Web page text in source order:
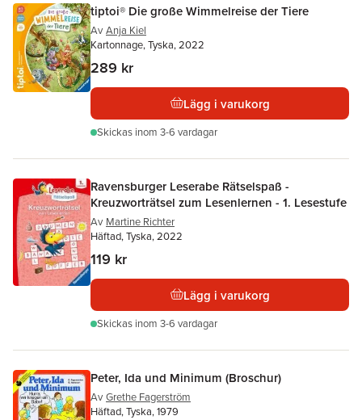
tiptoi® Die große Wimmelreise der Tiere
Av Anja Kiel
Kartonnage, Tyska, 2022
289 kr
Lägg i varukorg
Skickas inom 3-6 vardagar
Ravensburger Leserabe Rätselspaß -
Kreuzworträtsel zum Lesenlernen - 1. Lesestufe
Av Martine Richter
Häftad, Tyska, 2022
119 kr
Lägg i varukorg
Skickas inom 3-6 vardagar
Peter, Ida und Minimum (Broschur)
Av Grethe Fagerström
Häftad, Tyska, 1979